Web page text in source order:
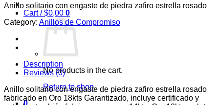
Cart /$0,00 0
No products in the cart.
Return to shop
0
Anillo solitario con engaste de piedra zafiro estrella rosado
Category: Anillos de Compromiso
Description
Reviews (0)
Anillo solitario con engaste de piedra zafiro estrella rosado
fabricado en Oro 18kts Garantizado, incluye certificado y